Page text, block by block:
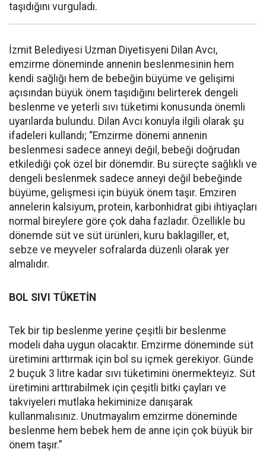
taşıdığını vurguladı.
İzmit Belediyesi Uzman Diyetisyeni Dilan Avcı,
emzirme döneminde annenin beslenmesinin hem
kendi sağlığı hem de bebeğin büyüme ve gelişimi
açısından büyük önem taşıdığını belirterek dengeli
beslenme ve yeterli sıvı tüketimi konusunda önemli
uyarılarda bulundu. Dilan Avcı konuyla ilgili olarak şu
ifadeleri kullandı; “Emzirme dönemi annenin
beslenmesi sadece anneyi değil, bebeği doğrudan
etkilediği çok özel bir dönemdir. Bu süreçte sağlıklı ve
dengeli beslenmek sadece anneyi değil bebeğinde
büyüme, gelişmesi için büyük önem taşır. Emziren
annelerin kalsiyum, protein, karbonhidrat gibi ihtiyaçları
normal bireylere göre çok daha fazladır. Özellikle bu
dönemde süt ve süt ürünleri, kuru baklagiller, et,
sebze ve meyveler sofralarda düzenli olarak yer
almalıdır.
BOL SIVI TÜKETİN
Tek bir tip beslenme yerine çeşitli bir beslenme
modeli daha uygun olacaktır. Emzirme döneminde süt
üretimini arttırmak için bol su içmek gerekiyor. Günde
2 buçuk 3 litre kadar sıvı tüketimini önermekteyiz. Süt
üretimini arttırabilmek için çeşitli bitki çayları ve
takviyeleri mutlaka hekiminize danışarak
kullanmalısınız. Unutmayalım emzirme döneminde
beslenme hem bebek hem de anne için çok büyük bir
önem taşır.”